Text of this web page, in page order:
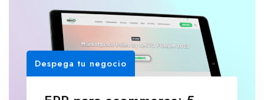
Despega tu negocio